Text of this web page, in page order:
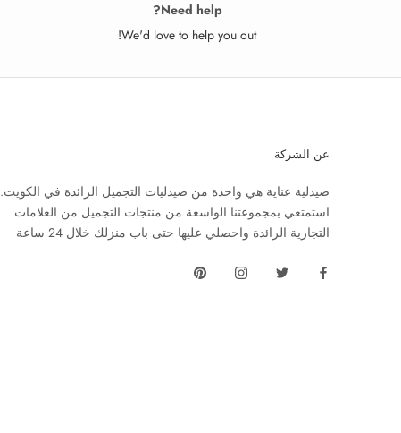
Need help?
We'd love to help you out!
عن الشركة
صيدلية عناية هي واحدة من صيدليات التجميل الرائدة في الكويت.
استمتعي بمجموعتنا الواسعة من منتجات التجميل من العلامات
التجارية الرائدة واحصلي عليها حتى باب منزلك خلال 24 ساعة